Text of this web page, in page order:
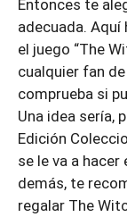
Entonces te
adecuada.
el juego “The
cualquier fan
comprueba si
Una idea sería,
Edición
se le va a
demás, te
regalar The